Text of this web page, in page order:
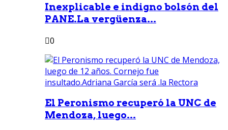
Inexplicable e indigno bolsón del
PANE.La vergüenza...
0
El Peronismo recuperó la UNC de
Mendoza, luego...